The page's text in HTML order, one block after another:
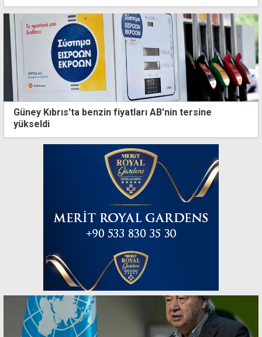
Güney Kıbrıs'ta benzin fiyatları AB'nin tersine
yükseldi